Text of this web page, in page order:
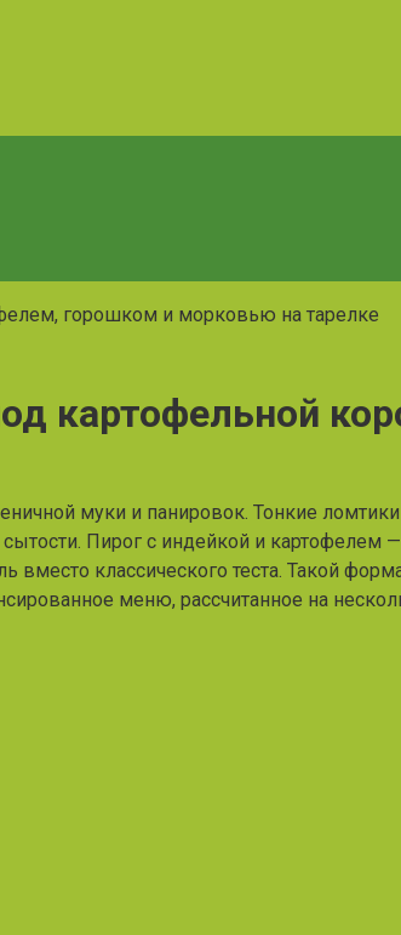
картофельной
муки и панировок. Тонкие
Пирог с индейкой и
классического теста. Такой
меню, рассчитанное на